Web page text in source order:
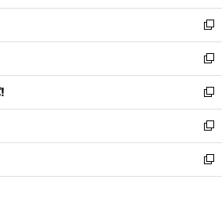
開
く
ウ
で
開
く
ン
ド
ウ
で
開
く
ウ
ィ
ン
ド
ウ
で
開
く
新
し
い
ウ
ィ
ン
ド
ウ
で
開
新
し
い
ウ
ィ
ン
ド
ウ
新
し
い
ウ
ィ
ン
新
し
い
ウ
新
し